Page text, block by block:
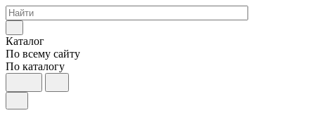
Каталог
По всему сайту
По каталогу